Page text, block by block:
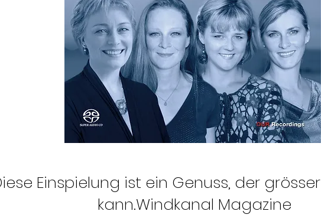
Einspielung ist ein Genuss, der
kann.Windkanal Magazine